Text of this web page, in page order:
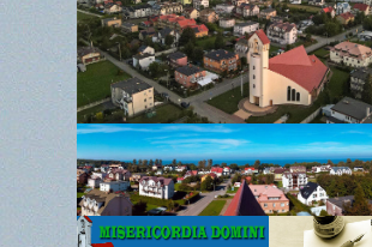
WYPOCZYNEK
Gazetka
Parafialna